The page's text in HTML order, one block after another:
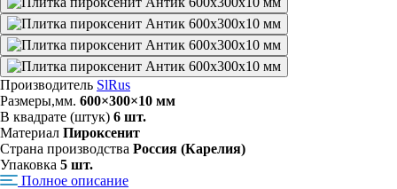
Производитель SlRus
Размеры,мм. 600×300×10 мм
В квадрате (штук) 6 шт.
Материал Пироксенит
Страна производства Россия (Карелия)
Упаковка 5 шт.
Полное описание